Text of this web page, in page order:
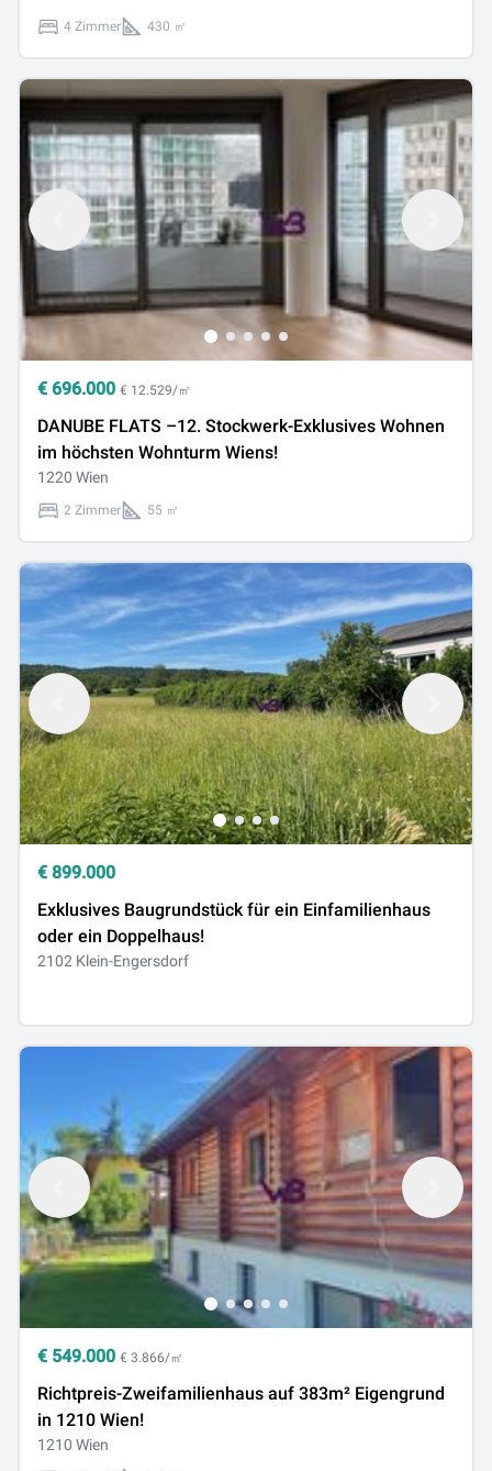
4 Zimmer 430 ㎡
€ 696.000 € 12.529/㎡
DANUBE FLATS –12. Stockwerk-Exklusives Wohnen
im höchsten Wohnturm Wiens!
1220 Wien
2 Zimmer 55 ㎡
€ 899.000
Exklusives Baugrundstück für ein Einfamilienhaus
oder ein Doppelhaus!
2102 Klein-Engersdorf
€ 549.000 € 3.866/㎡
Richtpreis-Zweifamilienhaus auf 383m² Eigengrund
in 1210 Wien!
1210 Wien